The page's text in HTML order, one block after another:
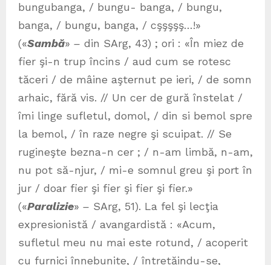
bungubanga, / bungu- banga, / bungu,
banga, / bungu, banga, / cşşşşş…!»
(«Sambă» – din SArg, 43) ; ori : «În miez de
fier şi-n trup încins / aud cum se rotesc
tăceri / de mâine aşternut pe ieri, / de somn
arhaic, fără vis. // Un cer de gură înstelat /
îmi linge sufletul, domol, / din si bemol spre
la bemol, / în raze negre şi scuipat. // Se
rugineşte bezna-n cer ; / n-am limbă, n-am,
nu pot să-njur, / mi-e somnul greu şi port în
jur / doar fier şi fier şi fier şi fier.»
(«Paralizie» – SArg, 51). La fel şi lecţia
expresionistă / avangardistă : «Acum,
sufletul meu nu mai este rotund, / acoperit
cu furnici înnebunite, / întretăindu-se,